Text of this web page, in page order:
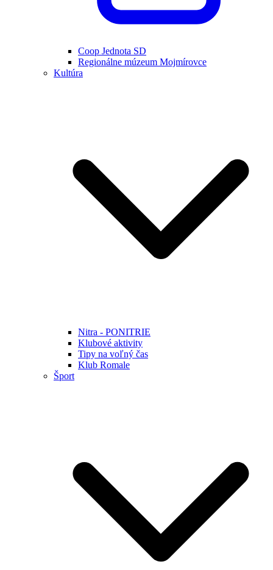
Coop Jednota SD
Regionálne múzeum Mojmírovce
Kultúra
Nitra - PONITRIE
Klubové aktivity
Tipy na voľný čas
Klub Romale
Šport